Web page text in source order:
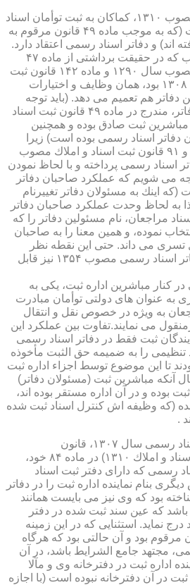
قانون ثبت اسناد و املاك مصوب ۱۳۱۰، كماكان به ثبت توأمان اسناد
رسمی توسط مباشرین ثبت (كه به موجب ماده ۴۹ قانون مرقوم به
اند) و دفاتر اسناد رسمی اعتقاد دارد.
ماده ۴۹ قانون جدیدالتصویب كه در حقیقت برداشتی از ماده ۴۷
قانون ثبت اسناد و املاك مصوب سال ۱۲۹۰ و ماده ۱۴۲ قانون ثبت
اسناد و املاك مصوب سال ۱۳۰۸ بود، همان وظایف و اختیارات
دفاتر هم تعمیم می دهد. (باید توجه
نمود كه معنای مسئولین دفاتر، مندرج در ماده ۴۹ قانون ثبت اسناد
۱۳۱۰، بدواً بر مباشرین ثبت صادق بوده و همچنین
دفاتر اسناد رسمی بوده است) زیرا
همان قانونگذار در مواد ۸۱ و ۹۱ قانون ثبت اسناد و املاك مصوب
اسناد رسمی پرداخته و با لحاظ نمودن
متوجه می شویم كه عملكرد صاحبان دفاتر
اینك به مسئولان دفاتر تغییرنام
به لحاظ وحدت عملكرد صاحبان دفاتر
مراجعان، نام مسئولین دفاتر را كه
نموده، و همین معنا را به صاحبان
تسری می داند. حتی این نقطه نظر
بعدها در ماده ۲۹ قانون دفاتر اسناد رسمی مصوب ۱۳۵۴ نیز قابل
كنار مباشرین اداره ثبت، یكی به
به عنوان های دولتی توأمان مبادرت
به ویژه در خصوص نقل و انتقال
می نمایند.تفاوت بین عملكرد این
ثبت فقط در دفاتر اسناد رسمی
تنظیمی را به ضمیمه حق الثبت مأخوذه
تا این موضوع توسط اجزاء اداره ثبت
آنكه مباشرین ثبت (مسئولان دفاتر)
بوده و در آن اداره مستقر بوده اند،
(كه وظیفه اش كنترل اسناد ثبت شده
.
به تبعیت از قانون دفاتر اسناد رسمی سال ۱۳۰۷، قانون
جدیدالتصویب (قانون ثبت اسناد و املاك ۱۳۱۰) در ماده ۸۴ خود،
رسمی كه دارای دفتر ثبت اسناد
بنام نماینده اداره ثبت را در دفاتر
بود كه وی نیز می بایست همانند
كه عین سند ثبت شده در دفتر
نماید. استثنایی كه در این زمینه
ماده ۸۵ قانون مرقوم بود و آن حالتی بود كه هرگاه
مجتهد جامع الشرایط باشد، در آن
اداره ثبت در دفترخانه وی و مآلا
ثبت در آن دفترخانه نبوده است (با اجازه